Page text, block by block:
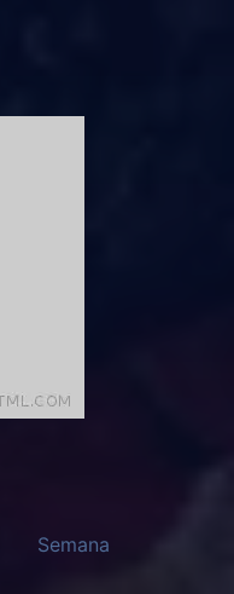
Semana